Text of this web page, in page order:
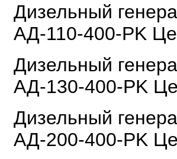
Дизельный
АД-110-400-РK
Дизельный
АД-130-400-РK
Дизельный
АД-200-400-РK